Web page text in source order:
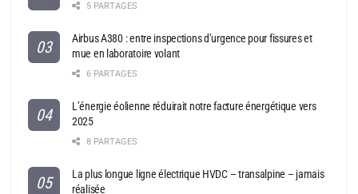
5 PARTAGES
Airbus A380 : entre inspections d’urgence pour fissures et
mue en laboratoire volant
6 PARTAGES
L’énergie éolienne réduirait notre facture énergétique vers
2025
8 PARTAGES
La plus longue ligne électrique HVDC – transalpine – jamais
réalisée